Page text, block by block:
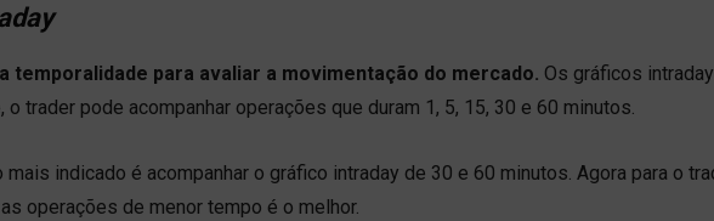
temporalidade para avaliar a movimentação do mercado. Os gráficos
trader pode acompanhar operações que duram 1, 5, 15, 30 e 60 minutos.
mais indicado é acompanhar o gráfico intraday de 30 e 60 minutos. Agora para o
operações de menor tempo é o melhor.